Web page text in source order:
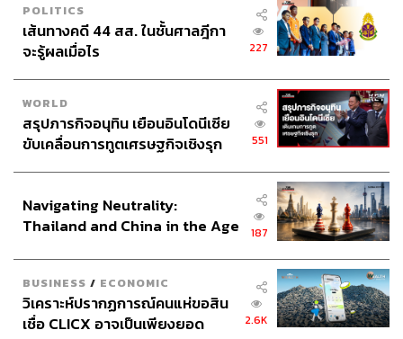
POLITICS
เส้นทางคดี 44 สส. ในชั้นศาลฎีกา
จะรู้ผลเมื่อไร
227
WORLD
สรุปภารกิจอนุทิน เยือนอินโดนีเซีย
ขับเคลื่อนการทูตเศรษฐกิจเชิงรุก
551
Navigating Neutrality:
Thailand and China in the Age
187
BUSINESS / ECONOMIC
วิเคราะห์ปรากฏการณ์คนแห่ขอสิน
เชื่อ CLICX อาจเป็นเพียงยอด
2.6K